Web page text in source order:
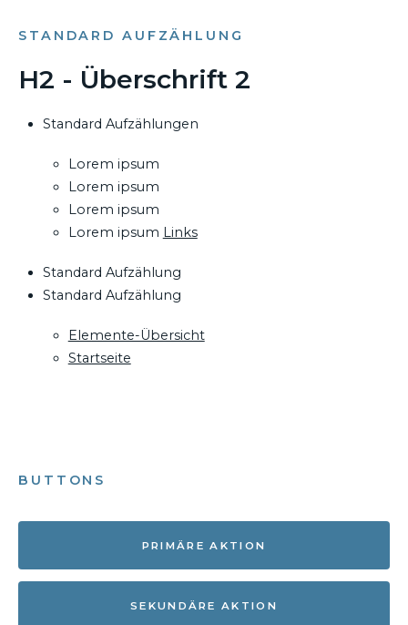
STANDARD AUFZÄHLUNG
H2 - Überschrift 2
Standard Aufzählungen
Lorem ipsum
Lorem ipsum
Lorem ipsum
Lorem ipsum Links
Standard Aufzählung
Standard Aufzählung
Elemente-Übersicht
Startseite
BUTTONS
PRIMÄRE AKTION
SEKUNDÄRE AKTION